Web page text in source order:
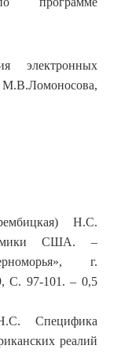
электронных
М.В.Ломоносова,
Н.С.
США. –
г.
С. 97-101. – 0,5
Специфика
реалий